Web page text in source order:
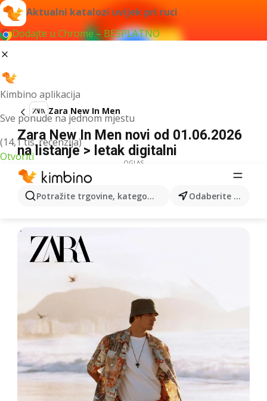
Aktualni katalozi uvijek pri ruci
Dodajte u Chrome – BESPLATNO
Kimbino aplikacija
Sve ponude na jednom mjestu
(14,1 tis. recenzija)
Otvoriti
Potražite trgovine, kategorije, proizvode... Odaberite grad
Zara New In Men
Zara New In Men novi od 01.06.2026
na listanje > letak digitalni
OGLAS